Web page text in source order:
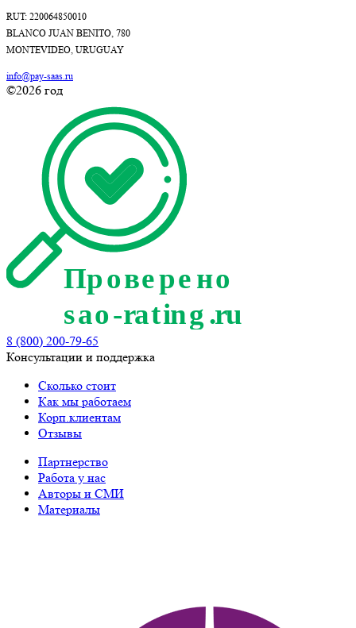
RUT: 220064850010
BLANCO JUAN BENITO, 780
MONTEVIDEO, URUGUAY
info@pay-saas.ru
©2026 год
8 (800) 200-79-65
Консультации и поддержка
Сколько стоит
Как мы работаем
Корп.клиентам
Отзывы
Партнерство
Работа у нас
Авторы и СМИ
Материалы